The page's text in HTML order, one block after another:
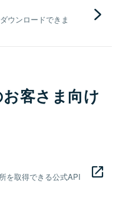
ウンロードできま
客さま向け
を取得できる公式API